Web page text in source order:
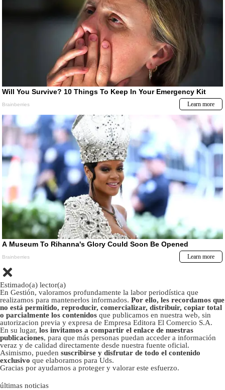
Estimado(a) lector(a)
En Gestión, valoramos profundamente la labor periodística que
realizamos para mantenerlos informados. Por ello, les recordamos que
no está permitido, reproducir, comercializar, distribuir, copiar total
o parcialmente los contenidos que publicamos en nuestra web, sin
autorizacion previa y expresa de Empresa Editora El Comercio S.A.
En su lugar, los invitamos a compartir el enlace de nuestras
publicaciones, para que más personas puedan acceder a información
veraz y de calidad directamente desde nuestra fuente oficial.
Asimismo, pueden suscribirse y disfrutar de todo el contenido
exclusivo que elaboramos para Uds.
Gracias por ayudarnos a proteger y valorar este esfuerzo.
últimas noticias